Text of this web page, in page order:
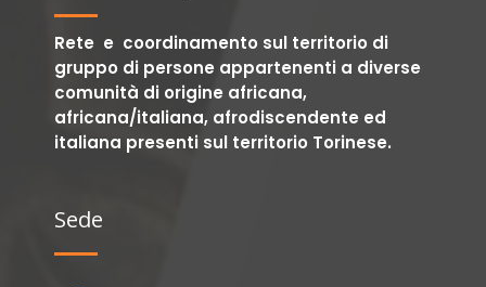
Rete e coordinamento sul territorio di
gruppo di persone appartenenti a diverse
comunità di origine africana,
africana/italiana, afrodiscendente ed
italiana presenti sul territorio Torinese.
Sede